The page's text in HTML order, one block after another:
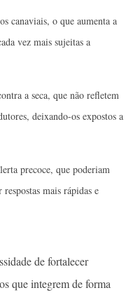
canaviais, o que aumenta a
vez mais sujeitas a
a seca, que não refletem
deixando-os expostos a
precoce, que poderiam
mais rápidas e
de fortalecer
que integrem de forma